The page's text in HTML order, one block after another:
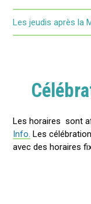
Les jeudis après la
Les horaires sont
Info. Les
avec des horaires